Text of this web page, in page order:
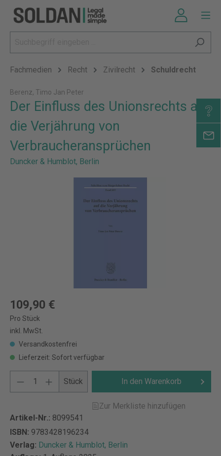
Fachmedien Recht Zivilrecht Schuldrecht
Berenz, Timo Jan Peter
Der Einfluss des Unionsrechts auf
die Verjährung von
Verbraucheransprüchen
Duncker & Humblot, Berlin
109,90 €
Pro Stück
inkl. MwSt.
Versandkostenfrei
Lieferzeit: Sofort verfügbar
Stück In den Warenkorb
Zur Merkliste hinzufügen
Artikel-Nr.: 8099541
ISBN: 9783428196234
Verlag: Duncker & Humblot, Berlin